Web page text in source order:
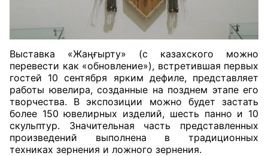
Выставка «Жаңғырту» (с казахского можно
перевести как «обновление»), встретившая первых
гостей 10 сентября ярким дефиле, представляет
работы ювелира, созданные на позднем этапе его
творчества. В экспозиции можно будет застать
более 150 ювелирных изделий, шесть панно и 10
скульптур. Значительная часть представленных
произведений выполнена в традиционных
техниках зернения и ложного зернения.